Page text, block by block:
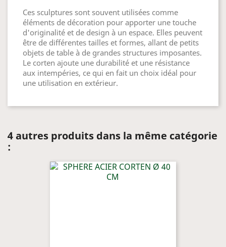
Ces sculptures sont souvent utilisées comme
éléments de décoration pour apporter une touche
d'originalité et de design à un espace. Elles peuvent
être de différentes tailles et formes, allant de petits
objets de table à de grandes structures imposantes.
Le corten ajoute une durabilité et une résistance
aux intempéries, ce qui en fait un choix idéal pour
une utilisation en extérieur.
4 autres produits dans la même catégorie
: